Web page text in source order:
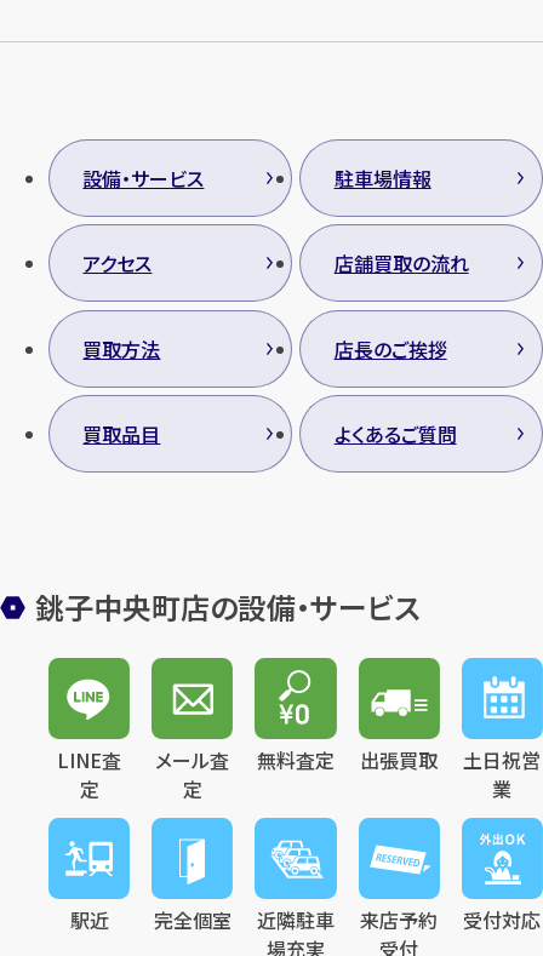
設備・サービス 駐車場情報
アクセス 店舗買取の流れ
買取方法 店長のご挨拶
買取品目 よくあるご質問
銚子中央町店の設備・サービス
LINE査
定
メール査
定
無料査定 出張買取
土日祝営
業
駅近 完全個室
近隣駐車
場充実
来店予約
受付
受付対応